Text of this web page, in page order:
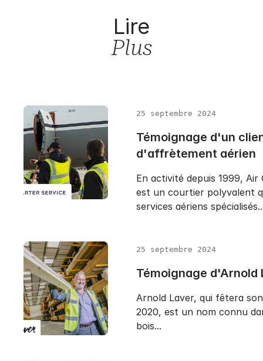
Lire
Plus
25 septembre 2024
Témoignage d'un
d'affrètement aérien
En activité depuis 1999,
est un courtier polyvalent
services aériens
25 septembre 2024
Témoignage d'Arnold
Arnold Laver, qui fêtera
2020, est un nom connu
bois...